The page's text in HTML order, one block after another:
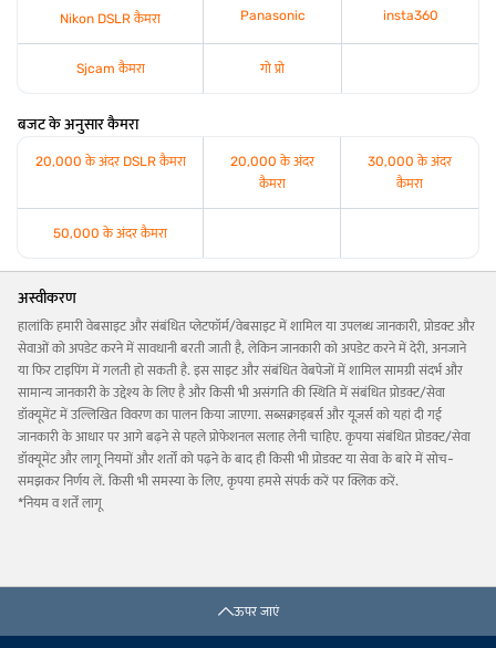
Nikon DSLR कैमरा Panasonic insta360
Sjcam कैमरा गो प्रो
बजट के अनुसार कैमरा
20,000 के अंदर DSLR कैमरा
20,000 के अंदर
कैमरा
30,000 के अंदर
कैमरा
50,000 के अंदर कैमरा
अस्वीकरण
हालांकि हमारी वेबसाइट और संबंधित प्लेटफॉर्म/वेबसाइट में शामिल या उपलब्ध जानकारी, प्रोडक्ट और
सेवाओं को अपडेट करने में सावधानी बरती जाती है, लेकिन जानकारी को अपडेट करने में देरी, अनजाने
या फिर टाइपिंग में गलती हो सकती है. इस साइट और संबंधित वेबपेजों में शामिल सामग्री संदर्भ और
सामान्य जानकारी के उद्देश्य के लिए है और किसी भी असंगति की स्थिति में संबंधित प्रोडक्ट/सेवा
डॉक्यूमेंट में उल्लिखित विवरण का पालन किया जाएगा. सब्सक्राइबर्स और यूज़र्स को यहां दी गई
जानकारी के आधार पर आगे बढ़ने से पहले प्रोफेशनल सलाह लेनी चाहिए. कृपया संबंधित प्रोडक्ट/सेवा
डॉक्यूमेंट और लागू नियमों और शर्तों को पढ़ने के बाद ही किसी भी प्रोडक्ट या सेवा के बारे में सोच-
समझकर निर्णय लें. किसी भी समस्या के लिए, कृपया हमसे संपर्क करें पर क्लिक करें.
*नियम व शर्तें लागू
ऊपर जाएं